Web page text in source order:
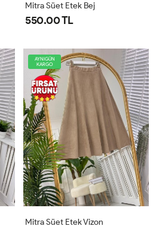
Mitra Süet Etek Bej
550.00 TL
AYNIGÜN
KARGO
Mitra Süet Etek Vizon